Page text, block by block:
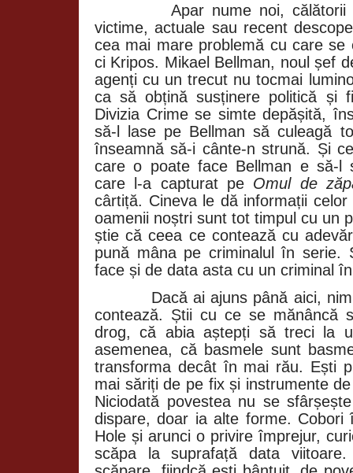
Apar nume noi,
victime, actuale sau recent
cea mai mare problemă cu care se
ci Kripos. Mikael Bellman, noul șef
agenți cu un trecut nu tocmai
ca să obțină susținere politică și
Divizia Crime se simte depășită,
să-l lase pe Bellman să culeagă
înseamnă să-i cânte-n strună. Și
care o poate face Bellman e să-l
care l-a capturat pe Omul de
cârtiță. Cineva le dă informații
oamenii noștri sunt tot timpul cu un
știe că ceea ce contează cu
pună mâna pe criminalul în serie.
face și de data asta cu un criminal
Dacă ai ajuns până aici, nimic
contează. Știi cu ce se mănâncă
drog, că abia aștepți să treci la
asemenea, că basmele sunt
transforma decât în mai rău. Ești
mai săriți de pe fix și instrumente
Niciodată povestea nu se
dispare, doar ia alte forme.
Hole și arunci o privire împrejur,
scăpa la suprafață data